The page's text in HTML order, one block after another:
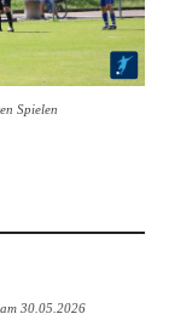
Spielen
30.05.2026